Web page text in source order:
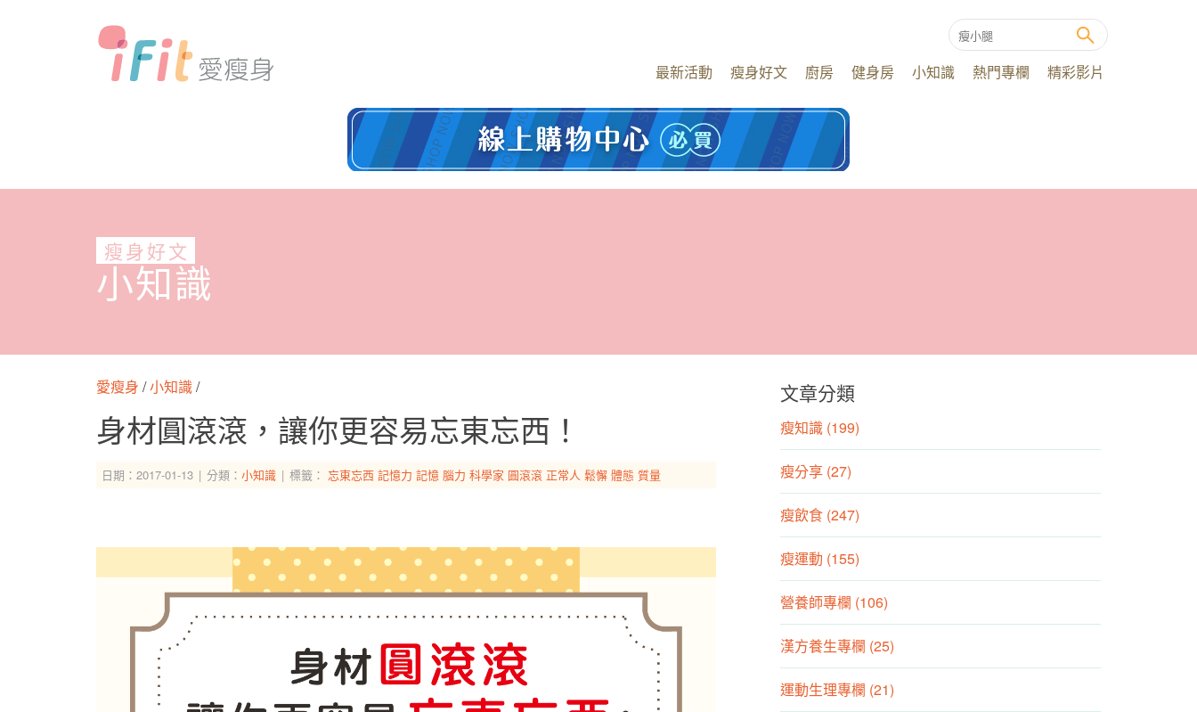
最新活動 瘦身好文 廚房 健身房 小知識 熱門專欄 精彩影片
瘦身好文
小知識
愛瘦身 /小知識/
身材圓滾滾，讓你更容易忘東忘西！
日期：2017-01-13 分類： 小知識 標籤： 忘東忘西 記憶力 記憶 腦力 科學家 圓滾滾 正常人 鬆懈 體態 質量
文章分類
瘦知識 (199)
瘦分享 (27)
瘦飲食 (247)
瘦運動 (155)
營養師專欄 (106)
漢方養生專欄 (25)
運動生理專欄 (21)